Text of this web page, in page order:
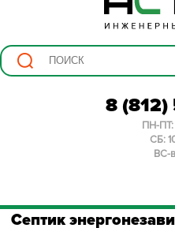
8 (812)
ПН-ПТ:
СБ:
ВС-
Септик